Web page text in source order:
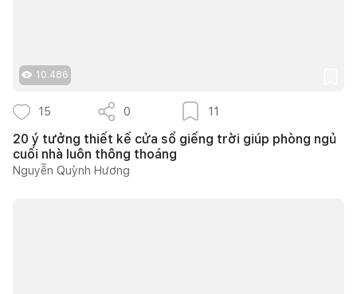
10.486
15 0 11
20 ý tưởng thiết kế cửa sổ giếng trời giúp phòng ngủ
cuối nhà luôn thông thoáng
Nguyễn Quỳnh Hương